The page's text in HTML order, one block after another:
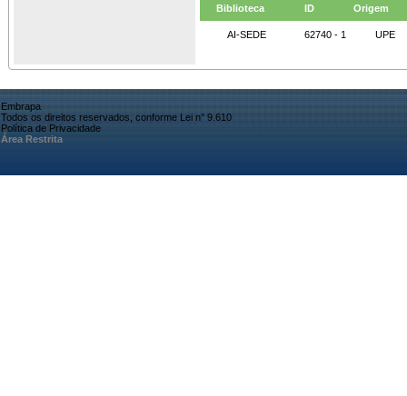
Biblioteca ID Origem
AI-SEDE 62740 - 1 UPE
Embrapa
Todos os direitos reservados, conforme Lei n° 9.610
Política de Privacidade
Área Restrita